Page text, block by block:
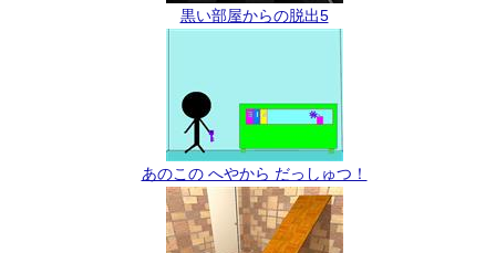
黒い部屋からの脱出5
あのこの へやから だっしゅつ！